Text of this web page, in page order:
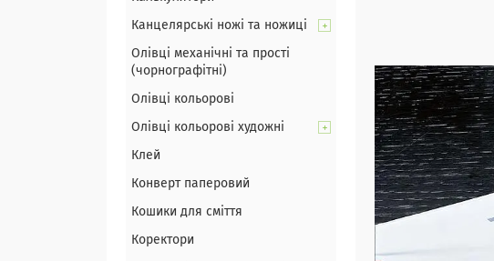
Канцелярські ножі та ножиці
Олівці механічні та прості
(чорнографітні)
Олівці кольорові
Олівці кольорові художні
Клей
Конверт паперовий
Кошики для сміття
Коректори